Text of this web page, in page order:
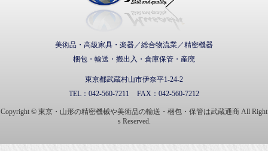
美術品・高級家具・楽器／総合物流業／精密機器
梱包・輸送・搬出入・倉庫保管・産廃
東京都武蔵村山市伊奈平1-24-2
TEL： 042-560-7211 FAX： 042-560-7212
Copyright © 東京・山形の精密機械や美術品の輸送・梱包・保管は武蔵通商 All Right
s Reserved.